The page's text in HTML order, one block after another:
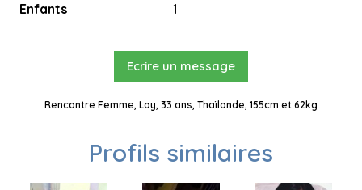
Enfants
1
Ecrire un message
Rencontre Femme, Lay, 33 ans, Thaïlande, 155cm et 62kg
Profils similaires